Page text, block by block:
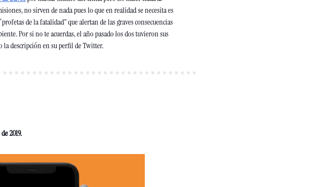
no sirven de nada pues lo que en realidad se necesita es
de la fatalidad” que alertan de las graves consecuencias
Por si no te acuerdas, el año pasado los dos tuvieron sus
la descripción en su perfil de Twitter.
2019.